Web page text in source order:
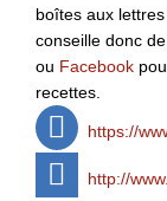
boîtes aux
conseille donc
ou Facebook
recettes.
https://
http://